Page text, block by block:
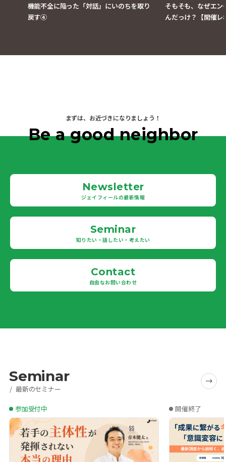
機能不全に陥った「対話」にいのちを取り
戻す④
そもそも、なぜエ
んだっけ？【開催レ
まずは、お近づきになりましょう！
Be a good neighbor
Newsletter
ジェイフィールの最新情報
Seminar
知りたい・話したい・考えたい
Contact
自由なお問い合わせ
Seminar
最新のセミナー
参加受付中 開催終了